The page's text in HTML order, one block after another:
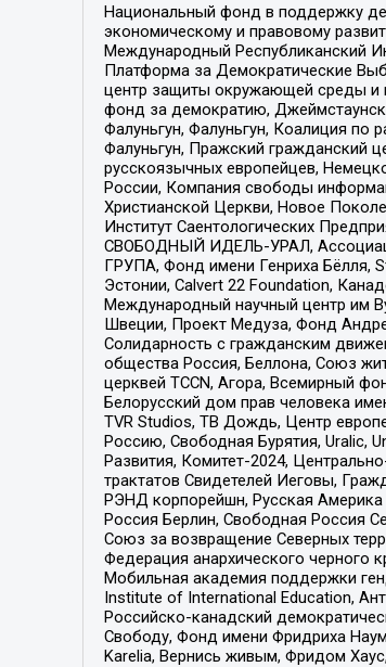
Национальный фонд в поддержку
экономическому и правовому
Международный Республиканский
Платформа за Демократические
центр защиты окружающей среды и
фонд за демократию,
Фалуньгун, Фалуньгун, Коалиция по
Фалуньгун, Пражский гражданский
русскоязычных европейцев,
России, Компания свободы
Христианской Церкви, Новое
Институт Саентологических
СВОБОДНЫЙ ИДЕЛЬ-УРАЛ,
ГРУПА, Фонд имени Генриха Бёлля,
Эстонии, Calvert 22 Foundation,
Международный научный центр им
Швеции, Проект Медуза, Фонд
Солидарность с гражданским
общества Россия, Беллона, Союз
церквей TCCN, Агора, Всемирный
Белорусский дом прав человека
TVR Studios, ТВ Дождь, Центр
Россию, Свободная Бурятия, Uralic,
Развития, Комитет-2024,
трактатов Свидетелей Иеговы,
РЭНД корпорейшн, Русская Америка
Россия Берлин, Свободная Россия
Союз за возвращение Северных
Федерация анархического черного
Мобильная академия поддержки
Institute of International Education,
Российско-канадский
Свободу, Фонд имени Фридриха
Karelia, Вернись живым, Фридом